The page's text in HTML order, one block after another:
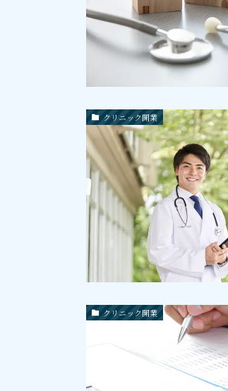
クリニック開業
クリニック開業